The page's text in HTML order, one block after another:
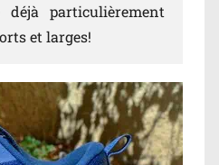
déjà particulièrement
et larges!